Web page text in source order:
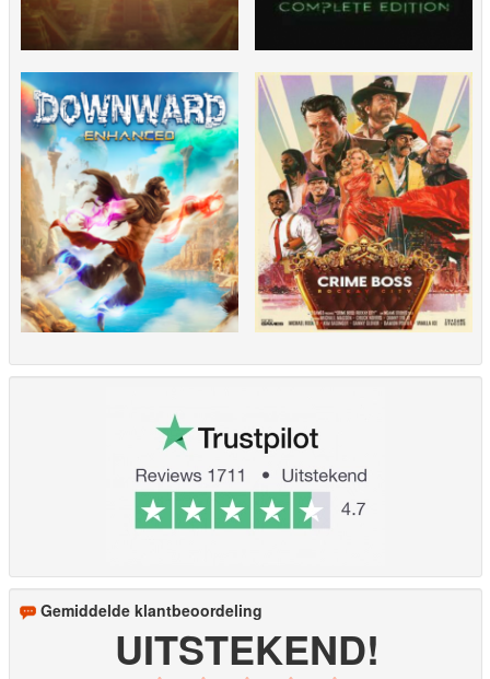
Gemiddelde klantbeoordeling
UITSTEKEND!